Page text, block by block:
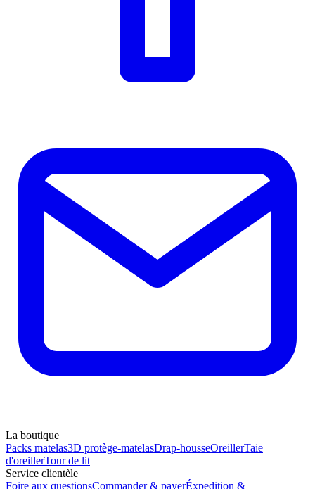
La boutique
Packs matelas3D protège-matelasDrap-housseOreillerTaie
d'oreillerTour de lit
Service clientèle
Foire aux questionsCommander & payerÉxpedition &